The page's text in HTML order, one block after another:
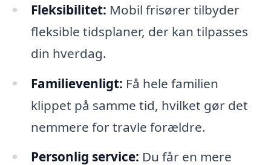
Fleksibilitet: Mobil frisører tilbyder
fleksible tidsplaner, der kan tilpasses
din hverdag.
Familievenligt: Få hele familien
klippet på samme tid, hvilket gør det
nemmere for travle forældre.
Personlig service: Du får en mere